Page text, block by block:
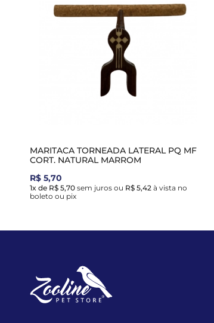
MARITACA TORNEADA LATERAL PQ MF
CORT. NATURAL MARROM
R$ 5,70
1x de R$ 5,70 sem juros ou R$ 5,42 à vista no
boleto ou pix